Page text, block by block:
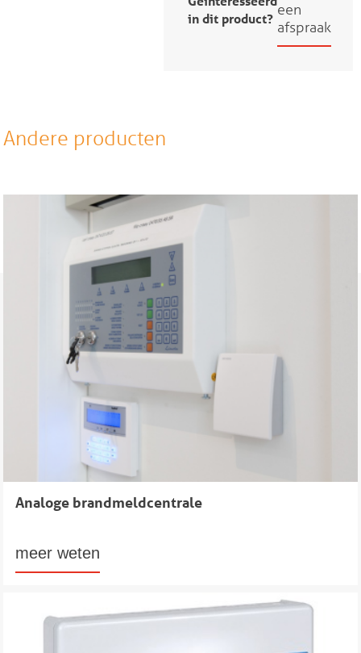
in dit product?
een
afspraak
Andere producten
Analoge brandmeldcentrale
meer weten